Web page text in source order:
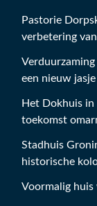
Pastorie
verbetering
een nieuw jasje
Het Dokhuis
toekomst
Stadhuis
historische
Voormalig huis